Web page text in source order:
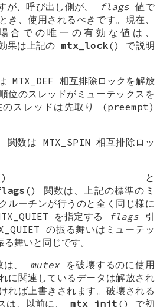
が、呼び出し側が、
flags 値で
き、使用されるべきです。現在、
合での唯一の有効な値は、
果は上記のmtx_lock() で説明
MTX_DEF 相互排除ロックを解放
位のスレッドがミューテックスを
のスレッドは先取り (preempt)
関数は MTX_SPIN 相互排除ロッ
と
() 関数は、上記の標準のミ
ルーチンが行うのと全く同じ様に
を指定する flags 引
の振る舞いはミューテッ
舞いと同じです。
、 mutexを破壊するのに使用
に関連しているデータは解放され
れば上書きされます。破壊される
は、以前に、mtx_init () で初